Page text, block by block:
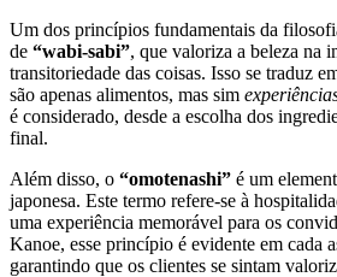
Um dos princípios fundamentais da
de “wabi-sabi”, que valoriza a beleza na
transitoriedade das coisas. Isso se traduz
são apenas alimentos, mas sim
é considerado, desde a escolha dos
final.
Além disso, o “omotenashi” é um
japonesa. Este termo refere-se à
uma experiência memorável para os
Kanoe, esse princípio é evidente em cada
garantindo que os clientes se sintam